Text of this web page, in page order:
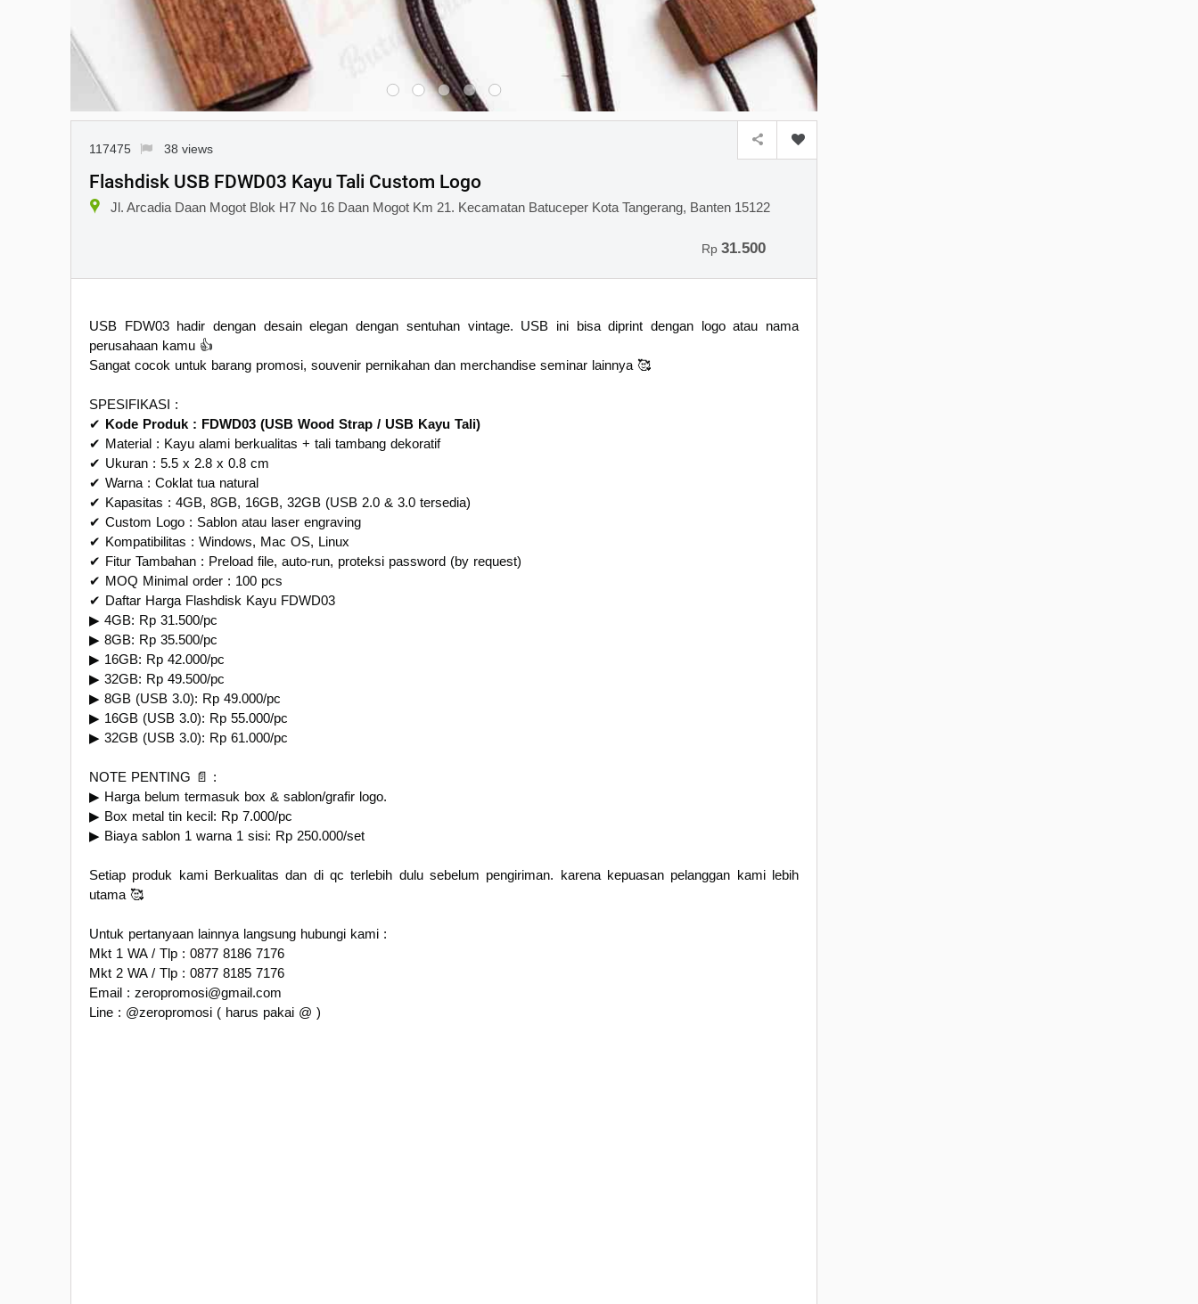
117475 38 views
Flashdisk USB FDWD03 Kayu Tali Custom Logo
Jl. Arcadia Daan Mogot Blok H7 No 16 Daan Mogot Km 21. Kecamatan Batuceper Kota Tangerang, Banten 15122
Rp 31.500
USB FDW03 hadir dengan desain elegan dengan sentuhan vintage. USB ini bisa diprint dengan logo atau nama
perusahaan kamu 👍
Sangat cocok untuk barang promosi, souvenir pernikahan dan merchandise seminar lainnya 🥰
SPESIFIKASI :
✔ Kode Produk : FDWD03 (USB Wood Strap / USB Kayu Tali)
✔ Material : Kayu alami berkualitas + tali tambang dekoratif
✔ Ukuran : 5.5 x 2.8 x 0.8 cm
✔ Warna : Coklat tua natural
✔ Kapasitas : 4GB, 8GB, 16GB, 32GB (USB 2.0 & 3.0 tersedia)
✔ Custom Logo : Sablon atau laser engraving
✔ Kompatibilitas : Windows, Mac OS, Linux
✔ Fitur Tambahan : Preload file, auto-run, proteksi password (by request)
✔ MOQ Minimal order : 100 pcs
✔ Daftar Harga Flashdisk Kayu FDWD03
▶ 4GB: Rp 31.500/pc
▶ 8GB: Rp 35.500/pc
▶ 16GB: Rp 42.000/pc
▶ 32GB: Rp 49.500/pc
▶ 8GB (USB 3.0): Rp 49.000/pc
▶ 16GB (USB 3.0): Rp 55.000/pc
▶ 32GB (USB 3.0): Rp 61.000/pc
NOTE PENTING 📄 :
▶ Harga belum termasuk box & sablon/grafir logo.
▶ Box metal tin kecil: Rp 7.000/pc
▶ Biaya sablon 1 warna 1 sisi: Rp 250.000/set
Setiap produk kami Berkualitas dan di qc terlebih dulu sebelum pengiriman. karena kepuasan pelanggan kami lebih
utama 🥰
Untuk pertanyaan lainnya langsung hubungi kami :
Mkt 1 WA / Tlp : 0877 8186 7176
Mkt 2 WA / Tlp : 0877 8185 7176
Email : zeropromosi@gmail.com
Line : @zeropromosi ( harus pakai @ )